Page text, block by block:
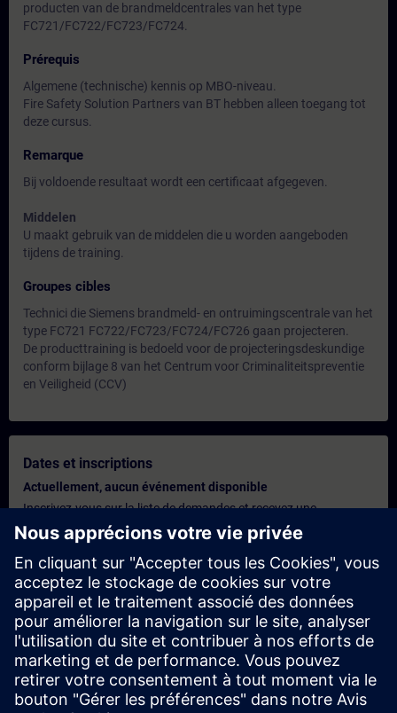
producten van de brandmeldcentrales van het type
FC721/FC722/FC723/FC724.
Prérequis
Algemene (technische) kennis op MBO-niveau.
Fire Safety Solution Partners van BT hebben alleen toegang tot
deze cursus.
Remarque
Bij voldoende resultaat wordt een certificaat afgegeven.
Middelen
U maakt gebruik van de middelen die u worden aangeboden
tijdens de training.
Groupes cibles
Technici die Siemens brandmeld- en ontruimingscentrale van het
type FC721 FC722/FC723/FC724/FC726 gaan projecteren.
De producttraining is bedoeld voor de projecteringsdeskundige
conform bijlage 8 van het Centrum voor Criminaliteitspreventie
en Veiligheid (CCV)
Dates et inscriptions
Actuellement, aucun événement disponible
Inscrivez-vous sur la liste de demandes et recevez une
notification dès que de nouvelles dates sont disponibles.
Activer le service de notification
Offre personnalisée
Vous avez besoin d'une offre personnalisée ? Après avoir fourni
vos données personnelles, nous vous enverrons immédiatement
une offre personnalisée à votre adresse électronique.